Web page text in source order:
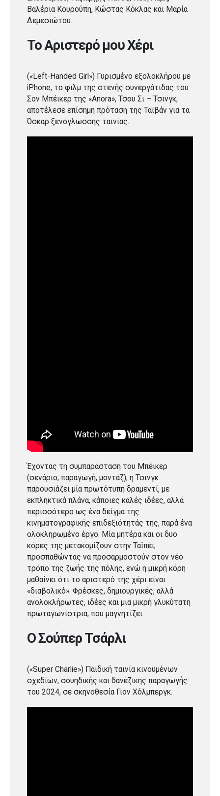
Βαλέρια Κουρούπη, Κώστας Κόκλας και Μαρία
Δεμεσιώτου.
Το Αριστερό μου Χέρι
(«Left-Handed Girl») Γυρισμένο εξολοκλήρου με
iPhone, το φιλμ της στενής συνεργάτιδας του
Σον Μπέικερ της «Anora», Τσου Σι – Τσινγκ,
αποτέλεσε επίσημη πρόταση της Ταϊβάν για τα
Όσκαρ ξενόγλωσσης ταινίας.
Έχοντας τη συμπαράσταση του Μπέικερ
(σενάριο, παραγωγή, μοντάζ), η Τσινγκ
παρουσιάζει μία πρωτότυπη δραμεντί, με
εκπληκτικά πλάνα, κάποιες καλές ιδέες, αλλά
περισσότερο ως ένα δείγμα της
κινηματογραφικής επιδεξιότητάς της, παρά ένα
ολοκληρωμένο έργο. Μία μητέρα και οι δυο
κόρες της μετακομίζουν στην Ταϊπέι,
προσπαθώντας να προσαρμοστούν στον νέο
τρόπο της ζωής της πόλης, ενώ η μικρή κόρη
μαθαίνει ότι το αριστερό της χέρι είναι
«διαβολικό». Φρέσκες, δημιουργικές, αλλά
ανολοκλήρωτες, ιδέες και μια μικρή γλυκύτατη
πρωταγωνίστρια, που μαγνητίζει.
O Σούπερ Τσάρλι
(«Super Charlie») Παιδική ταινία κινουμένων
σχεδίων, σουηδικής και δανέζικης παραγωγής
του 2024, σε σκηνοθεσία Γιον Χόλμπεργκ.